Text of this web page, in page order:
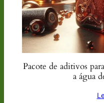
Pacote de aditivos
a água